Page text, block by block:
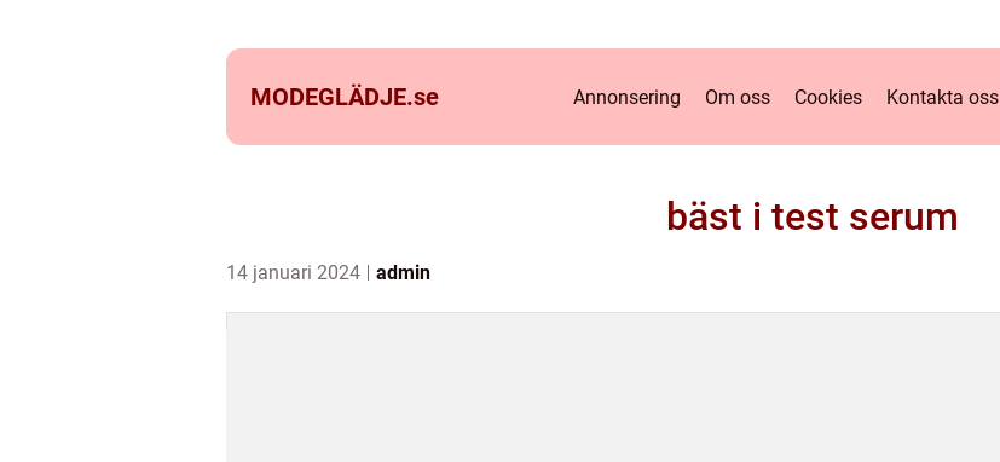
MODEGLÄDJE.se Annonsering Om oss Cookies Kontakta oss
bäst i test serum
14 januari 2024 admin